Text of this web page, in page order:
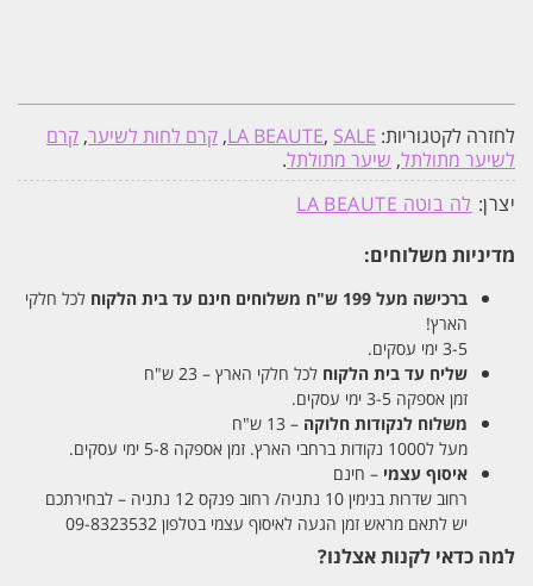
לחזרה לקטגוריות: LA BEAUTE, SALE
, קרם לחות לשיער, קרם
לשיער מתולתל, שיער מתולתל.
יצרן: לה בוטה LA BEAUTE
מדיניות משלוחים:
ברכישה מעל 199 ש"ח משלוחים חינם עד בית הלקוח לכל חלקי
הארץ!
3-5 ימי עסקים.
שליח עד בית הלקוח לכל חלקי הארץ – 23 ש"ח
זמן אספקה 3-5 ימי עסקים.
משלוח לנקודות חלוקה – 13 ש"ח
מעל ל1000 נקודות ברחבי הארץ. זמן אספקה 5-8 ימי עסקים.
איסוף עצמי – חינם
רחוב שדרות בנימין 10 נתניה/ רחוב פנקס 12 נתניה – לבחירתכם
יש לתאם מראש זמן הגעה לאיסוף עצמי בטלפון 09-8323532
למה כדאי לקנות אצלנו?